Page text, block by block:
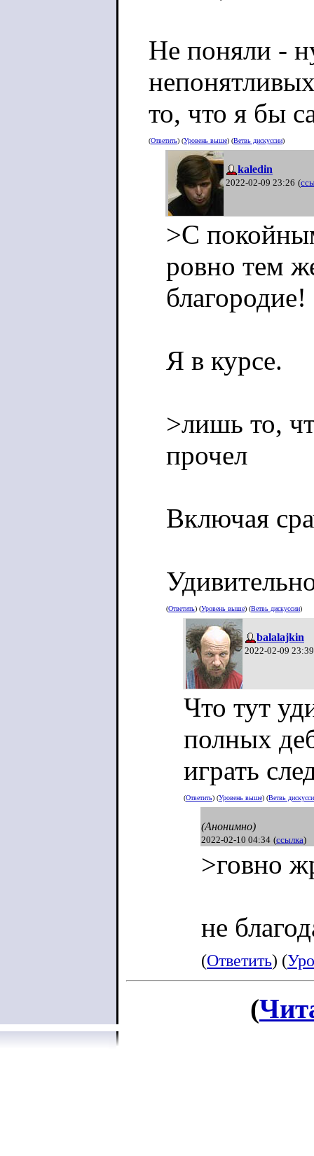
Не поняли -
то, что я бы
(Ответить) (Уровень выше) (Ветвь дискуссии)
kaledin
2022-02-09 23:26 (
>С
ровно тем
благородие!
Я в курсе.
>лишь то,
прочел
Включая
(Ответить) (Уровень выше) (Ветвь дискуссии)
balalajkin
2022-02-09 23:39
Что тут
полных
играть
(Ответить) (Уровень выше) (Ветвь
(Анонимно)
2022-02-10 04:34 (ссылка)
>говно
не
(Ответить) (
(